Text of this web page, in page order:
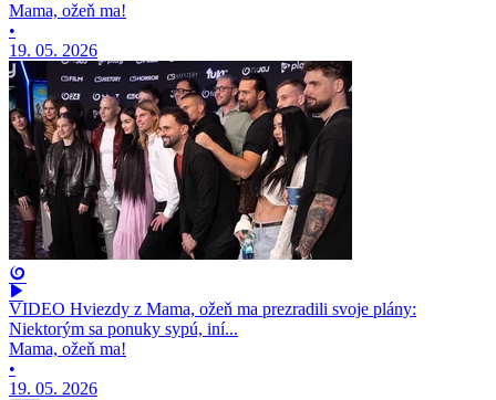
Mama, ožeň ma!
•
19. 05. 2026
VIDEO Hviezdy z Mama, ožeň ma prezradili svoje plány:
Niektorým sa ponuky sypú, iní...
Mama, ožeň ma!
•
19. 05. 2026